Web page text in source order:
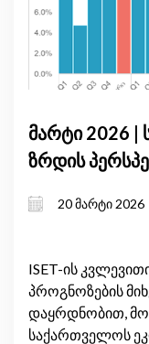
მარტი 2026
ზრდის
20 მარტი 2026
ISET-ის
პროგნოზების
დაყრდნობით,
საქართველოს